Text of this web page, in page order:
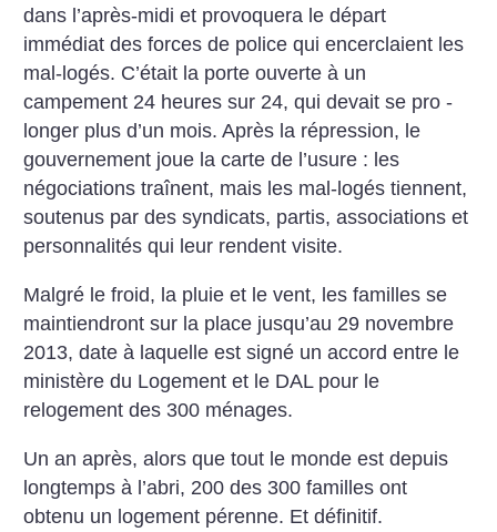
dans l’après-midi et provoquera le départ
immédiat des forces de police qui encerclaient les
mal-logés. C’était la porte ouverte à un
campement 24 heures sur 24, qui devait se pro -
longer plus d’un mois. Après la répression, le
gouvernement joue la carte de l’usure : les
négociations traînent, mais les mal-logés tiennent,
soutenus par des syndicats, partis, associations et
personnalités qui leur rendent visite.
Malgré le froid, la pluie et le vent, les familles se
maintiendront sur la place jusqu’au 29 novembre
2013, date à laquelle est signé un accord entre le
ministère du Logement et le DAL pour le
relogement des 300 ménages.
Un an après, alors que tout le monde est depuis
longtemps à l’abri, 200 des 300 familles ont
obtenu un logement pérenne. Et définitif.